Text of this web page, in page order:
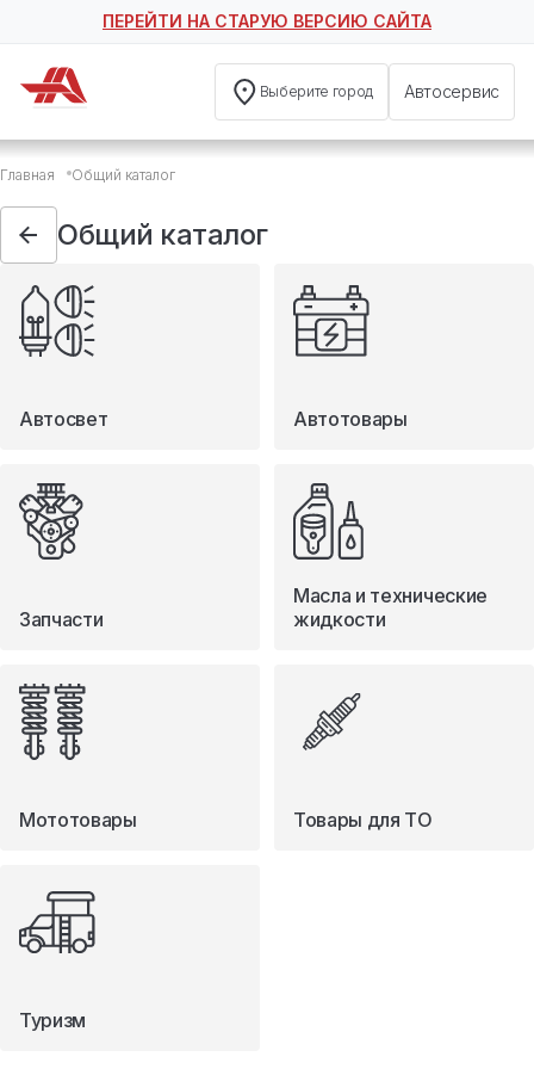
ПЕРЕЙТИ НА СТАРУЮ ВЕРСИЮ САЙТА
Выберите город Автосервис
Общий каталог
Автосвет
Автотовары
Запчасти
Масла и технические жидкости
Мототовары
Туризм
Главная Общий каталог
Общий каталог
Автосвет Автотовары
Запчасти
Масла и технические
жидкости
Мототовары Товары для ТО
Туризм